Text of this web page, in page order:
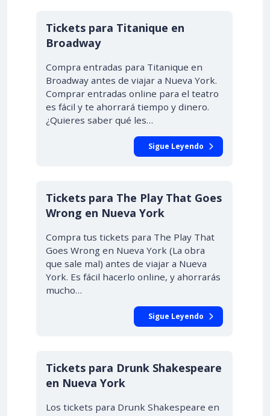
Tickets para Titanique en
Broadway
Compra entradas para Titanique en
Broadway antes de viajar a Nueva York.
Comprar entradas online para el teatro
es fácil y te ahorrará tiempo y dinero.
¿Quieres saber qué les…
Sigue Leyendo
Tickets para The Play That Goes
Wrong en Nueva York
Compra tus tickets para The Play That
Goes Wrong en Nueva York (La obra
que sale mal) antes de viajar a Nueva
York. Es fácil hacerlo online, y ahorrarás
mucho…
Sigue Leyendo
Tickets para Drunk Shakespeare
en Nueva York
Los tickets para Drunk Shakespeare en